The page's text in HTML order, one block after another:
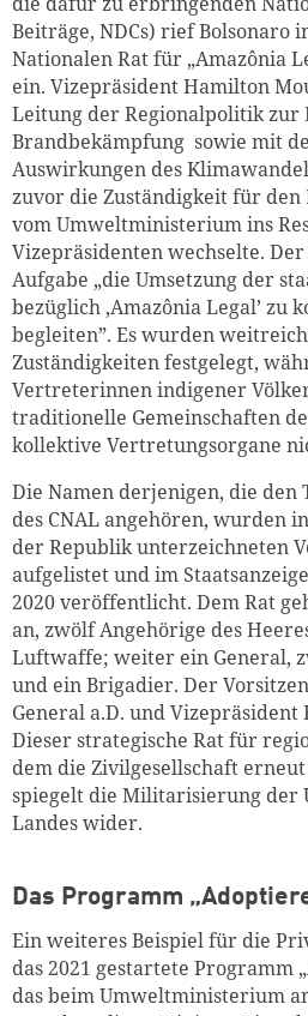
Beiträge, NDCs) rief Bolsonaro
Nationalen Rat für „Amazônia
ein. Vizepräsident Hamilton
Leitung der Regionalpolitik zur
Brandbekämpfung sowie mit
Auswirkungen des
zuvor die Zuständigkeit für den
vom Umweltministerium ins
Vizepräsidenten wechselte.
Aufgabe „die Umsetzung der
bezüglich ,Amazônia Legal’ zu
begleiten”. Es wurden
Zuständigkeiten festgelegt,
Vertreterinnen indigener
traditionelle Gemeinschaften
kollektive Vertretungsorgane
Die Namen derjenigen, die den
des CNAL angehören, wurden
der Republik unterzeichneten
aufgelistet und im
2020 veröffentlicht. Dem Rat
an, zwölf Angehörige des
Luftwaffe; weiter ein General,
und ein Brigadier. Der
General a.D. und
Dieserstrategische Rat für
dem die Zivilgesellschaft
spiegelt die Militarisierung der
Landes wider.
Das Programm
Ein weiteres Beispiel für die
das 2021 gestartete Programm
das beim Umweltministerium